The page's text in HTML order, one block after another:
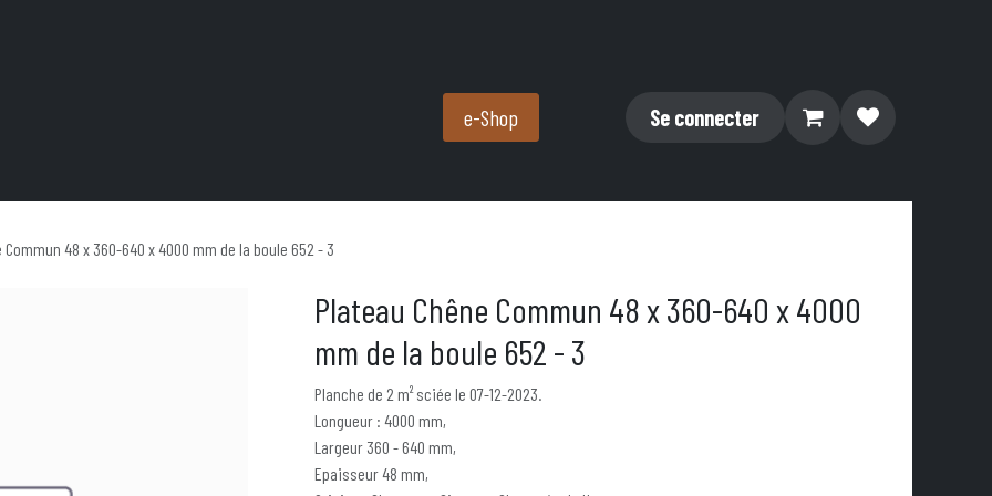
e-Shop Se connecter
Commun 48 x 360-640 x 4000 mm de la boule 652 - 3
Plateau Chêne Commun 48 x 360-640 x 4000
mm de la boule 652 - 3
Planche de 2 m² sciée le 07-12-2023.
Longueur : 4000 mm,
Largeur 360 - 640 mm,
Epaisseur 48 mm,